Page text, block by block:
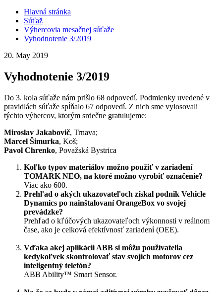
Hlavná stránka
Súťaž
Výhercovia mesačnej súťaže
Vyhodnotenie 3/2019
20. May 2019
Vyhodnotenie 3/2019
Do 3. kola súťaže nám prišlo 68 odpovedí. Podmienky uvedené v
pravidlách súťaže spĺňalo 67 odpovedí. Z nich sme vylosovali
týchto výhercov, ktorým srdečne gratulujeme:
Miroslav Jakabovič, Trnava;
Marcel Šimurka, Koš;
Pavol Chrenko, Považská Bystrica
Koľko typov materiálov možno použiť v zariadení
TOMARK NEO, na ktoré možno vyrobiť označenie?
Viac ako 600.
Prehľad o akých ukazovateľoch získal podnik Vehicle
Dynamics po nainštalovaní OrangeBox vo svojej
prevádzke?
Prehľad o kľúčových ukazovateľoch výkonnosti v reálnom
čase, ako je celková efektívnosť zariadení (OEE).
Vďaka akej aplikácii ABB si môžu používatelia
kedykoľvek skontrolovať stav svojich motorov cez
inteligentný telefón?
ABB Ability™ Smart Sensor.